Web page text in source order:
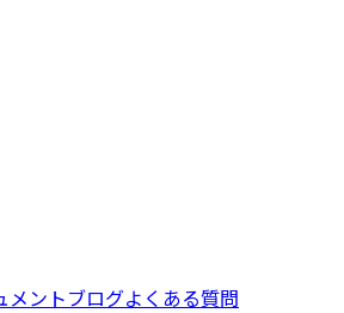
メントブログよくある質問